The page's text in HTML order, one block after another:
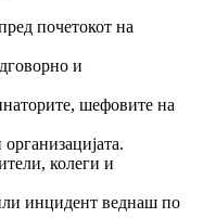
почетокот на
и
шефовите на
колеги и
инцидент веднаш по